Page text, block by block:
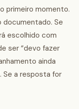
primeiro momento.
documentado. Se
escolhido com
ser “devo fazer
ainda
Se a resposta for